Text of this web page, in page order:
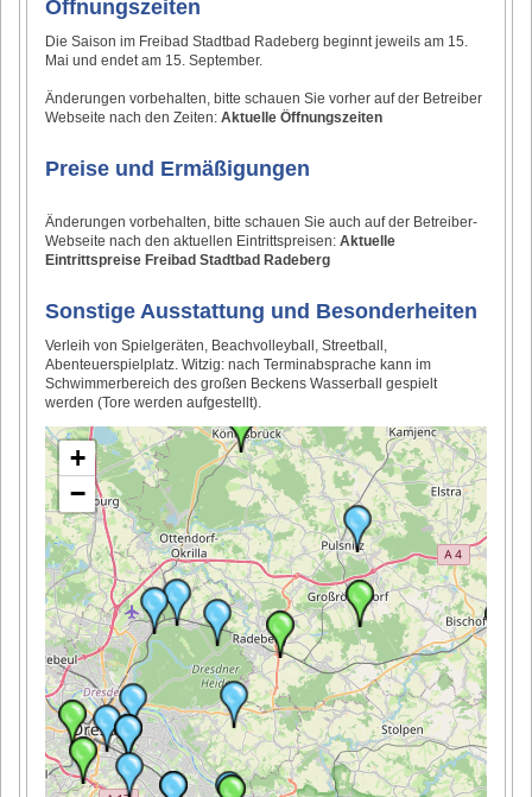
Öffnungszeiten
Die Saison im Freibad Stadtbad Radeberg beginnt jeweils am 15.
Mai und endet am 15. September.
Änderungen vorbehalten, bitte schauen Sie vorher auf der Betreiber
Webseite nach den Zeiten:Aktuelle Öffnungszeiten
Preise und Ermäßigungen
Änderungen vorbehalten, bitte schauen Sie auch auf der Betreiber-
Webseite nach den aktuellen Eintrittspreisen:Aktuelle
Eintrittspreise Freibad Stadtbad Radeberg
Sonstige Ausstattung und Besonderheiten
Verleih von Spielgeräten, Beachvolleyball, Streetball,
Abenteuerspielplatz. Witzig: nach Terminabsprache kann im
Schwimmerbereich des großen Beckens Wasserball gespielt
werden (Tore werden aufgestellt).
+
−